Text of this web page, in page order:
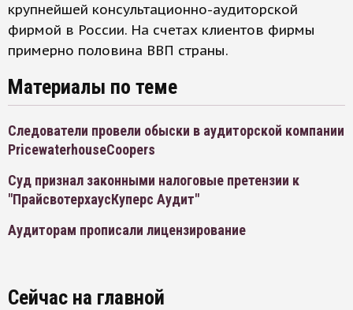
крупнейшей консультационно-аудиторской
фирмой в России. На счетах клиентов фирмы
примерно половина ВВП страны.
Материалы по теме
Следователи провели обыски в аудиторской компании
PricewaterhouseCoopers
Суд признал законными налоговые претензии к
"ПрайсвотерхаусКуперс Аудит"
Аудиторам прописали лицензирование
Сейчас на главной